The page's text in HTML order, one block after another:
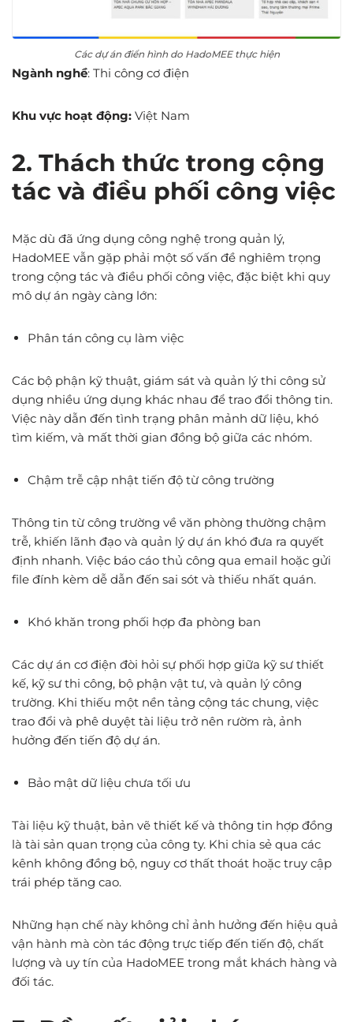
Các dự án điển hình do HadoMEE thực hiện
Ngành nghề: Thi công cơ điện
Khu vực hoạt động: Việt Nam
2. Thách thức trong cộng
tác và điều phối công việc
Mặc dù đã ứng dụng công nghệ trong quản lý,
HadoMEE vẫn gặp phải một số vấn đề nghiêm trọng
trong cộng tác và điều phối công việc, đặc biệt khi quy
mô dự án ngày càng lớn:
Phân tán công cụ làm việc
Các bộ phận kỹ thuật, giám sát và quản lý thi công sử
dụng nhiều ứng dụng khác nhau để trao đổi thông tin.
Việc này dẫn đến tình trạng phân mảnh dữ liệu, khó
tìm kiếm, và mất thời gian đồng bộ giữa các nhóm.
Chậm trễ cập nhật tiến độ từ công trường
Thông tin từ công trường về văn phòng thường chậm
trễ, khiến lãnh đạo và quản lý dự án khó đưa ra quyết
định nhanh. Việc báo cáo thủ công qua email hoặc gửi
file đính kèm dễ dẫn đến sai sót và thiếu nhất quán.
Khó khăn trong phối hợp đa phòng ban
Các dự án cơ điện đòi hỏi sự phối hợp giữa kỹ sư thiết
kế, kỹ sư thi công, bộ phận vật tư, và quản lý công
trường. Khi thiếu một nền tảng cộng tác chung, việc
trao đổi và phê duyệt tài liệu trở nên rườm rà, ảnh
hưởng đến tiến độ dự án.
Bảo mật dữ liệu chưa tối ưu
Tài liệu kỹ thuật, bản vẽ thiết kế và thông tin hợp đồng
là tài sản quan trọng của công ty. Khi chia sẻ qua các
kênh không đồng bộ, nguy cơ thất thoát hoặc truy cập
trái phép tăng cao.
Những hạn chế này không chỉ ảnh hưởng đến hiệu quả
vận hành mà còn tác động trực tiếp đến tiến độ, chất
lượng và uy tín của HadoMEE trong mắt khách hàng và
đối tác.